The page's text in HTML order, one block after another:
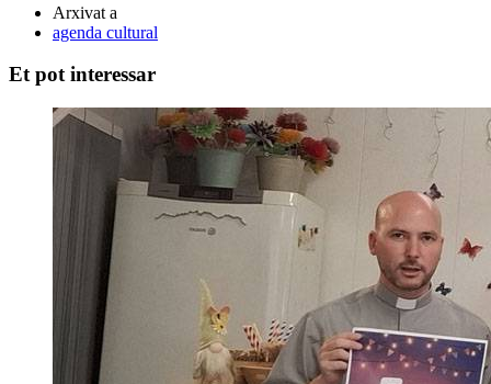
Arxivat a
agenda cultural
Et pot interessar